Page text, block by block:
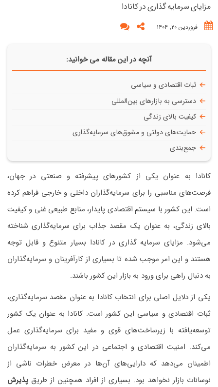
مزایای سرمایه گذاری در کانادا
فروردین ۲۰, ۱۴۰۴
آنچه در این مقاله می خوانید:
ثبات اقتصادی و سیاسی
دسترسی به بازارهای بین‌المللی
کیفیت بالای زندگی
حمایت‌های دولتی و مشوق‌های سرمایه‌گذاری
جمع‌بندی
کانادا به عنوان یکی از کشورهای پیشرفته و صنعتی در جهان،
فرصت‌های مناسبی را برای سرمایه‌گذاران داخلی و خارجی فراهم کرده
است. این کشور با سیستم اقتصادی پایدار، منابع طبیعی غنی و کیفیت
بالای زندگی، به عنوان یک مقصد جذاب برای سرمایه‌گذاری شناخته
می‌شود. مزایای سرمایه گذاری در کانادا بسیار متنوع و قابل توجه
هستند و این امر موجب شده تا بسیاری از کارآفرینان و سرمایه‌گذاران
به دنبال راهی برای ورود به بازار این کشور باشند.
یکی از دلایل اصلی برای انتخاب کانادا به عنوان مقصد سرمایه‌گذاری،
ثبات اقتصادی و سیاسی این کشور است. کانادا به عنوان یک کشور
توسعه‌یافته با زیرساخت‌های قوی و مفید برای سرمایه‌گذاری عمل
می‌کند. امنیت اقتصادی و اجتماعی در این کشور به سرمایه‌گذاران
اطمینان می‌دهد که دارایی‌های آن‌ها در معرض خطرات ناشی از
نوسانات بازار نخواهد بود. بسیاری از افراد همچنین از طریق پذیرش